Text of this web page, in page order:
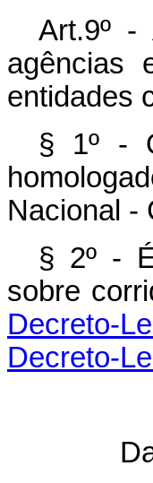
Art.9º -
agências
entidades
§ 1º -
Nacional -
§ 2º -
sobre
Decreto-
Decreto-